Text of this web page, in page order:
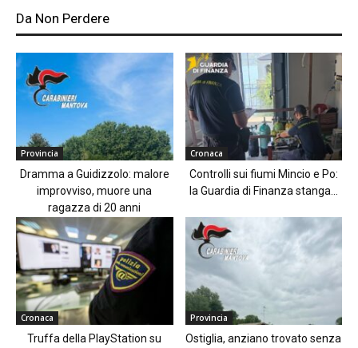
Da Non Perdere
Provincia
Dramma a Guidizzolo: malore
improvviso, muore una
ragazza di 20 anni
Cronaca
Controlli sui fiumi Mincio e Po:
la Guardia di Finanza stanga...
Cronaca
Truffa della PlayStation su
Provincia
Ostiglia, anziano trovato senza